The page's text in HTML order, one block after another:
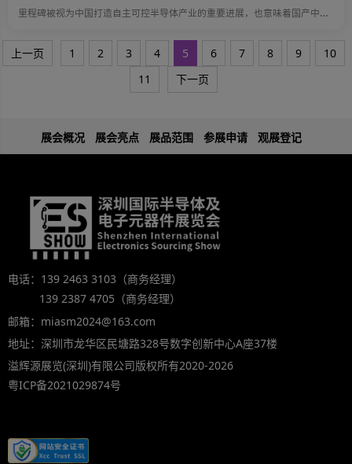
里程碑被视为中国打造自主可控半导体产业的重要进展，也意味着国产中央
上一页 1 2 3 4 5 6 7 8 9
10
11
下一页
展会概况 展会亮点 展品范围 参展申请 观展登记
电话：139 2463 3103（商务经理）
139 2387 4705（商务经理）
邮箱：miasm2024@163.com
地址：深圳市龙华区民塘路328号数字创新中心A座37楼
溢辉源展览(深圳)有限公司版权所有2020-2026
粤ICP备2021029874号